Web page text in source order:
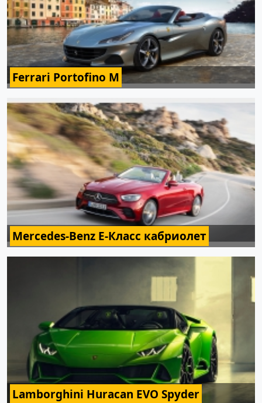
Ferrari Portofino M
Mercedes-Benz E-Класс кабриолет
Lamborghini Huracan EVO Spyder